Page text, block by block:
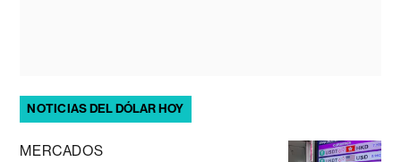
NOTICIAS DEL DÓLAR HOY
MERCADOS